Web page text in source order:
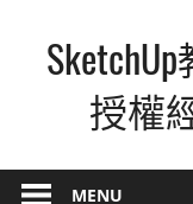
content
授權
–
MENU